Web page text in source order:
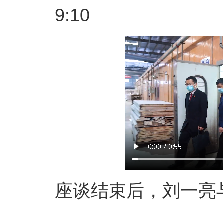
9:10
座谈结束后，刘一亮